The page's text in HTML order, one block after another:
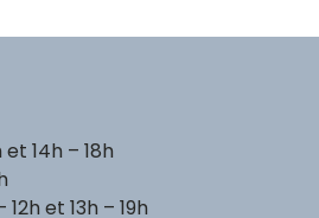
et 14h – 18h
et 13h – 19h